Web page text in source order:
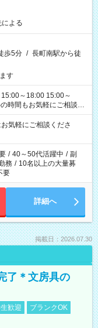
よる
歩5分 / 長町南駅から徒
す
気軽にご相談くださ
/ 40～50代活躍中 / 副
務 / 10名以上の大量募
要
詳細へ
掲載日：2026.07.30
了＊文房具の
歓迎
ブランクOK